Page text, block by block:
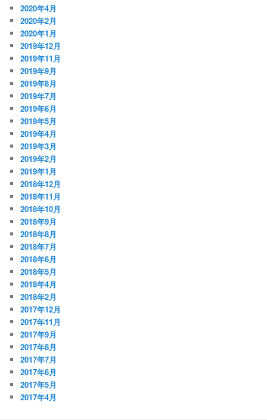
2020年4月
2020年2月
2020年1月
2019年12月
2019年11月
2019年9月
2019年8月
2019年7月
2019年6月
2019年5月
2019年4月
2019年3月
2019年2月
2019年1月
2018年12月
2018年11月
2018年10月
2018年9月
2018年8月
2018年7月
2018年6月
2018年5月
2018年4月
2018年2月
2017年12月
2017年11月
2017年9月
2017年8月
2017年7月
2017年6月
2017年5月
2017年4月